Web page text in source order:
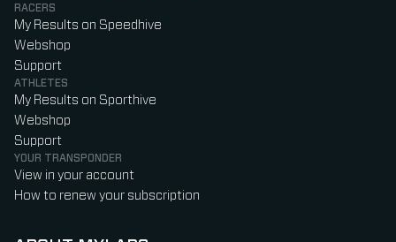
RACERS
My Results on Speedhive
Webshop
Support
ATHLETES
My Results on Sporthive
Webshop
Support
YOUR TRANSPONDER
View in your account
How to renew your subscription